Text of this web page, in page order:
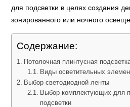
для подсветки в целях создания
зонированного или ночного
Содержание:
Потолочная плинтусная
Виды осветительных
Выбор светодиодной ленты
Выбор комплектующих для
подсветки